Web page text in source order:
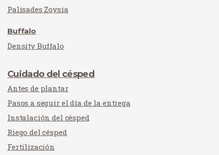
Palisades Zoysia
Buffalo
Density Buffalo
Cuidado del césped
Antes de plantar
Pasos a seguir el día de la entrega
Instalación del césped
Riego del césped
Fertilización